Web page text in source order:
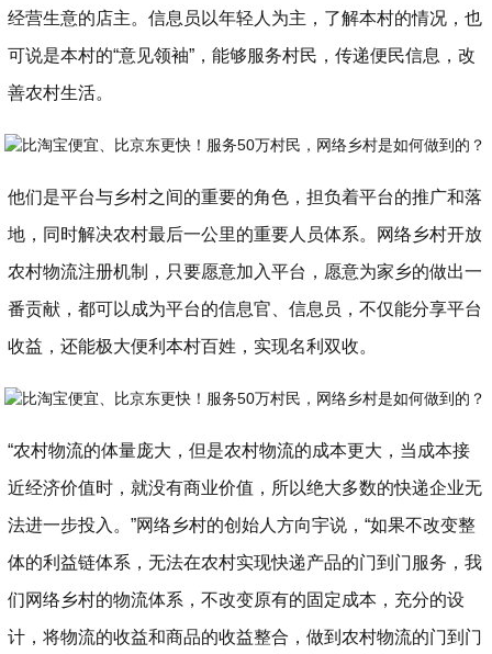
经营生意的店主。信息员以年轻人为主，了解本村的情况，也
可说是本村的“意见领袖”，能够服务村民，传递便民信息，改
善农村生活。
他们是平台与乡村之间的重要的角色，担负着平台的推广和落
地，同时解决农村最后一公里的重要人员体系。网络乡村开放
农村物流注册机制，只要愿意加入平台，愿意为家乡的做出一
番贡献，都可以成为平台的信息官、信息员，不仅能分享平台
收益，还能极大便利本村百姓，实现名利双收。
“农村物流的体量庞大，但是农村物流的成本更大，当成本接
近经济价值时，就没有商业价值，所以绝大多数的快递企业无
法进一步投入。”网络乡村的创始人方向宇说，“如果不改变整
体的利益链体系，无法在农村实现快递产品的门到门服务，我
们网络乡村的物流体系，不改变原有的固定成本，充分的设
计，将物流的收益和商品的收益整合，做到农村物流的门到门